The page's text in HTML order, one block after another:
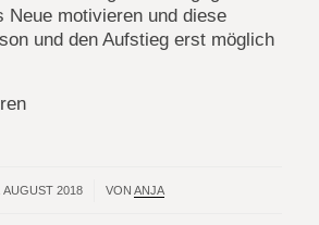
Neue motivieren und diese
und den Aufstieg erst möglich
AUGUST 2018
/ VONANJA